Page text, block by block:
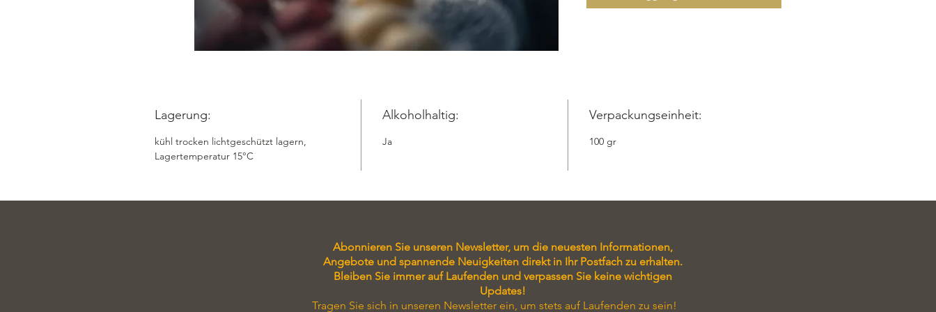
Lagerung:
kühl trocken lichtgeschützt lagern,
Lagertemperatur 15°C
Alkoholhaltig:
Ja
Verpackungseinheit:
100 gr
Abonnieren Sie unseren Newsletter, um die neuesten Informationen,
Angebote und spannende Neuigkeiten direkt in Ihr Postfach zu erhalten.
Bleiben Sie immer auf Laufenden und verpassen Sie keine wichtigen
Updates!
Tragen Sie sich in unseren Newsletter ein, um stets auf Laufenden zu sein!